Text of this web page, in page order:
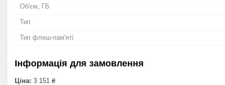
Об'єм, ГБ
Тип
Тип флеш-пам'яті
Інформація для замовлення
Ціна: 3 151 ₴